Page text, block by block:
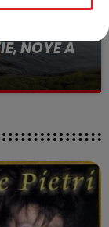
NOYÉ À